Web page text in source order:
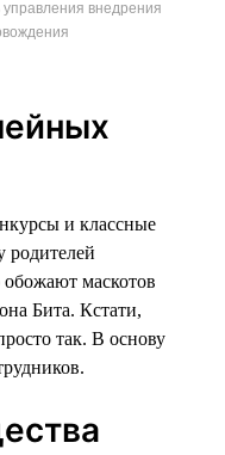
внедрения
и классные
родителей
маскотов
Бита. Кстати,
так. В основу